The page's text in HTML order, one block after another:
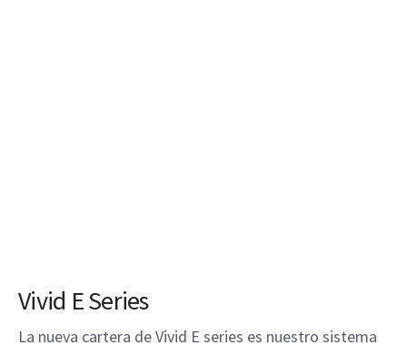
Vivid E Series
La nueva cartera de Vivid E series es nuestro sistema